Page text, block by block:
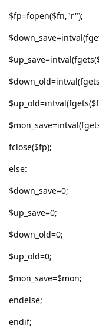
$fp=fopen($fn,"r");
fclose($fp);
else:
$down_save=0;
$up_save=0;
$down_old=0;
$up_old=0;
$mon_save=$mon;
endelse;
endif;